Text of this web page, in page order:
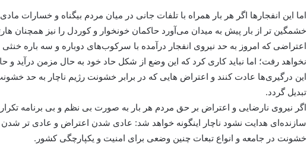
اما این انفجارها اگر هر بار همراه با تلفات جانی در میان مردم بیگناه و خسارات
خشمگین تر از بار پیش به میدان می‌آورد حاکمان خونخوار و کوردل را نیز همچنان
اعتراضی که امروز به حد نیروی انفجار درآمده با سرکوب‌های دوباره و سه باره
نخواهد رفت؛ اما نباید کاری کرد که این وضع از شکل حاد خود به حال مزمن درآید و
این درگیری‌ها عادت کنند و اعتراض هایی که در برابر خشونت رژیم ناچار به حد
تبدیل گردد.
اگر نیروی نارضایی و اعتراض بر حق مردم هر بار به صورت بی نظم و بی برنامه
سازنده‌ای هدایت نشود ناچار اینگونه خواهد شد: عادی شدن اعتراض و عادی تر
خشونت در جامعه و انواع تبعات چنین وضعی برای امنیت و یکپارچگی کشور.